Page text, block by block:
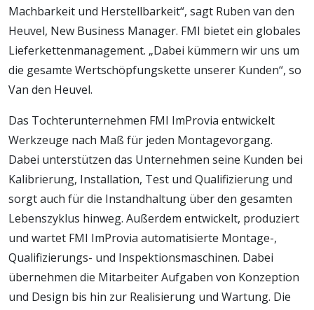
Machbarkeit und Herstellbarkeit“, sagt Ruben van den
Heuvel, New Business Manager. FMI bietet ein globales
Lieferkettenmanagement. „Dabei kümmern wir uns um
die gesamte Wertschöpfungskette unserer Kunden“, so
Van den Heuvel.
Das Tochterunternehmen FMI ImProvia entwickelt
Werkzeuge nach Maß für jeden Montagevorgang.
Dabei unterstützen das Unternehmen seine Kunden bei
Kalibrierung, Installation, Test und Qualifizierung und
sorgt auch für die Instandhaltung über den gesamten
Lebenszyklus hinweg. Außerdem entwickelt, produziert
und wartet FMI ImProvia automatisierte Montage-,
Qualifizierungs- und Inspektionsmaschinen. Dabei
übernehmen die Mitarbeiter Aufgaben von Konzeption
und Design bis hin zur Realisierung und Wartung. Die